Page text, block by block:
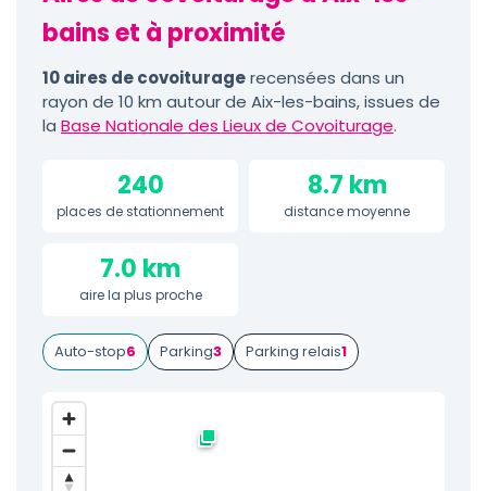
bains et à proximité
10 aires de covoituragerecensées dans un
rayon de 10 km autour de Aix-les-bains, issues de
la Base Nationale des Lieux de Covoiturage.
240
places de stationnement
8.7 km
distance moyenne
7.0 km
aire la plus proche
Auto-stop6 Parking3 Parking relais1